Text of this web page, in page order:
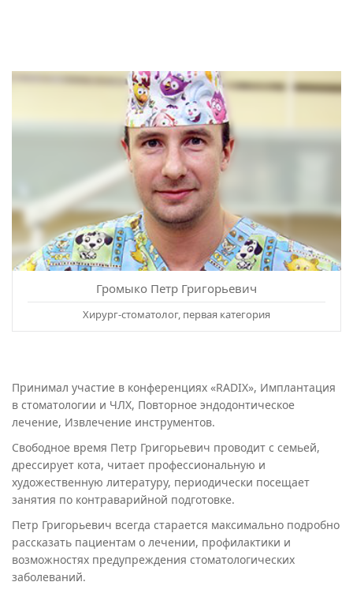
Громыко Петр Григорьевич
Хирург-стоматолог, первая категория
Принимал участие в конференциях «RADIX», Имплантация
в стоматологии и ЧЛХ, Повторное эндодонтическое
лечение, Извлечение инструментов.
Свободное время Петр Григорьевич проводит с семьей,
дрессирует кота, читает профессиональную и
художественную литературу, периодически посещает
занятия по контраварийной подготовке.
Петр Григорьевич всегда старается максимально подробно
рассказать пациентам о лечении, профилактики и
возможностях предупреждения стоматологических
заболеваний.